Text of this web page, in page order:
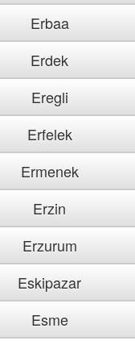
Erbaa
Erdek
Eregli
Erfelek
Ermenek
Erzin
Erzurum
Eskipazar
Esme